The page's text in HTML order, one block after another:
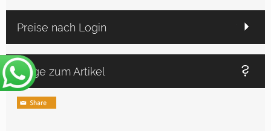
Preise nach Login
Frage zum Artikel